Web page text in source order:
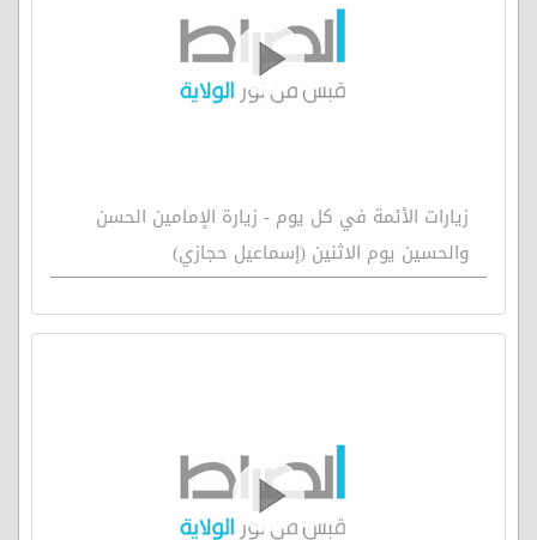
زيارات الأئمة في كل يوم - زيارة الإمامين الحسن
والحسين يوم الاثنين (إسماعيل حجازي)